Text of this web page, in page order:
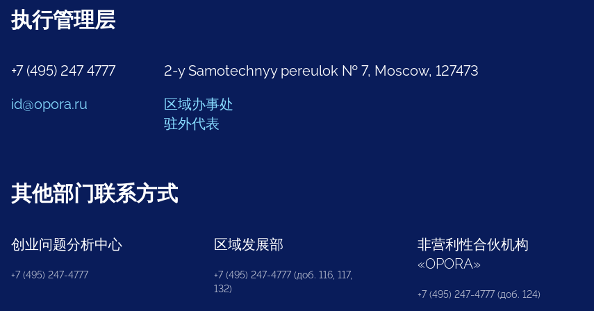
执行管理层
+7 (495) 247 4777
id@opora.ru
2-y Samotechnyy pereulok № 7, Moscow, 127473
区域办事处
驻外代表
其他部门联系方式
创业问题分析中心
+7 (495) 247-4777
区域发展部
+7 (495) 247-4777 (доб. 116, 117,
132)
非营利性合伙机构
«OPORA»
+7 (495) 247-4777 (доб. 124)